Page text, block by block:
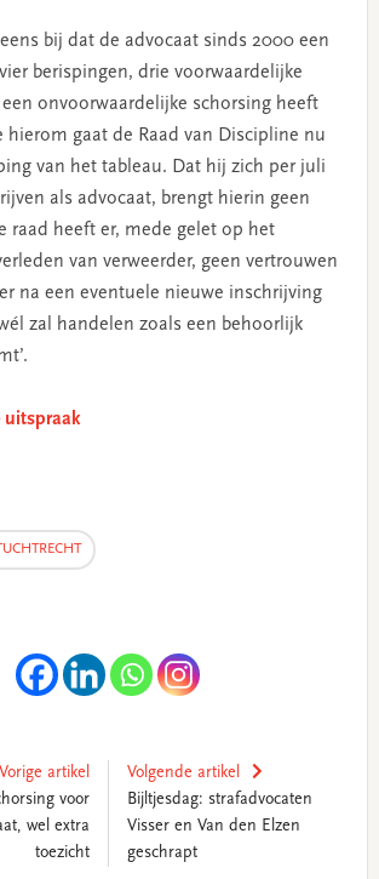
bij dat de advocaat sinds 2000 een
berispingen, drie voorwaardelijke
onvoorwaardelijke schorsing heeft
hierom gaat de Raad van Discipline nu
van het tableau. Dat hij zich per juli
als advocaat, brengt hierin geen
raad heeft er, mede gelet op het
van verweerder, geen vertrouwen
na een eventuele nieuwe inschrijving
zal handelen zoals een behoorlijk
uitspraak
Vorige artikel
voor
wel extra
toezicht
Volgende artikel
Bijltjesdag: strafadvocaten
Visser en Van den Elzen
geschrapt